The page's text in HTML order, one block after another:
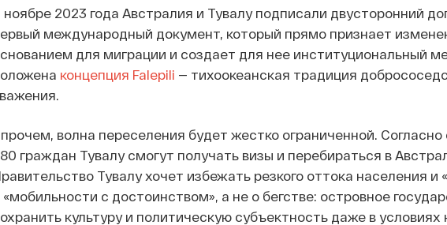
ноябре 2023 года Австралия и Тувалу подписали двусторонний
международный документ, который прямо признает
для миграции и создает для нее институциональный
концепция Falepili — тихоокеанская традиция
волна переселения будет жестко ограниченной.
граждан Тувалу смогут получать визы и перебираться в
Тувалу хочет избежать резкого оттока населения и
«мобильности с достоинством», а не о бегстве: островное
культуру и политическую субъектность даже в условиях